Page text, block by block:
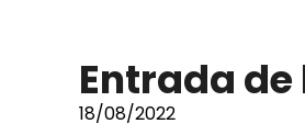
Entrada
18/08/2022